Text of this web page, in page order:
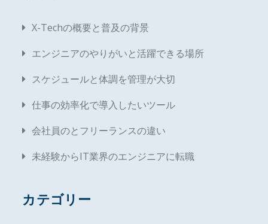
X-Techの概要と普及の背景
エンジニアのやりがいと活躍できる場所
スケジュールと体調を管理が大切
仕事の効率化で導入したいツール
会社員のとフリーランスの違い
未経験からIT業界のエンジニアに転職
カテゴリー